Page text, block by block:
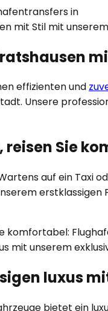
effizienten und
Unsere
reisen Sie
auf ein
erstklassigen
luxus
bietet ein